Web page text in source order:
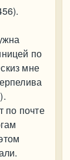
по
мне
по почте